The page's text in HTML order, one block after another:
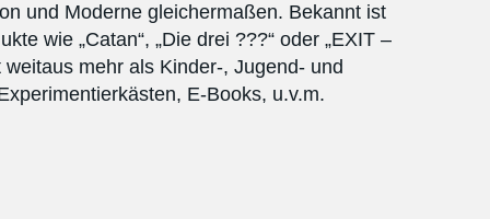
und Moderne gleichermaßen. Bekannt ist
wie „Catan“, „Die drei ???“ oder „EXIT –
mehr als Kinder-, Jugend- und
E-Books, u.v.m.